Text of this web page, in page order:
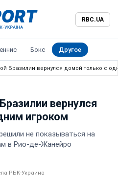
RBC.UA
Бокс Другое
Бразилии вернулся домой только с
вернулся
игроком
не показываться на
в Рио-де-Жанейро
РБК-Украина